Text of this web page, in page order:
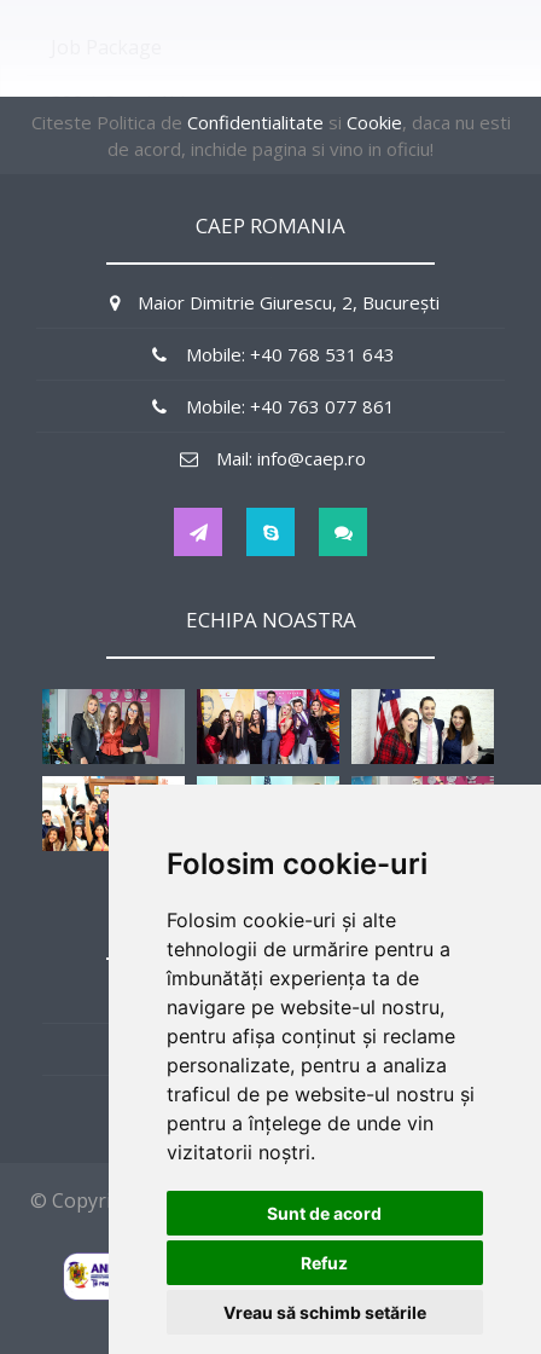
Folosim cookie-uri
Folosim cookie-uri și alte
tehnologii de urmărire pentru a
îmbunătăți experiența ta de
navigare pe website-ul nostru,
pentru afișa conținut și reclame
personalizate, pentru a analiza
traficul de pe website-ul nostru și
pentru a înțelege de unde vin
vizitatorii noștri.
Sunt de acord
Refuz
Vreau să schimb setările
390 $ Special**
English Level
Housing
Interview
-
Second Job
Landry's Seafood House Myrtle
website)
You are responsible for learning the menu, wine and
alcohol list, and daily specials. This is a fine dining
restaurant so you and your uniform are expected to be
clean and presentable for every shift. Fine dining servers
are responsible for providing guests with an exceptional
dining experience. They work closely with chefs and other
kitchen staff to ensure that each course is prepared
Citeste Politica de Confidentialitate si Cookie, daca nu esti
de acord, inchide pagina si vino in oficiu!
CAEP ROMANIA
Maior Dimitrie Giurescu, 2, București
Mobile: +40 768 531 643
Mobile: +40 763 077 861
Mail: info@caep.ro
ECHIPA NOASTRA
LINKURI UTILE
Cere Lista de Joburi
Prezentare Program
Sponsors and Partners
© Copyright 2012 by CAEPROMANIA - Made With
In București